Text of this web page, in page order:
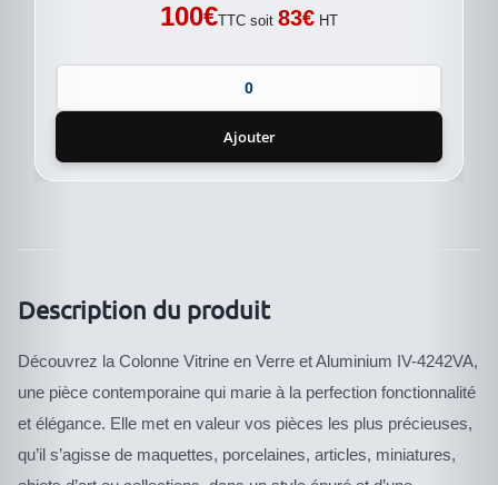
100€TTC soit 83€ HT
Ajouter
Description du produit
Découvrez la Colonne Vitrine en Verre et Aluminium IV-4242VA,
une pièce contemporaine qui marie à la perfection fonctionnalité
et élégance. Elle met en valeur vos pièces les plus précieuses,
qu’il s’agisse de maquettes, porcelaines, articles, miniatures,